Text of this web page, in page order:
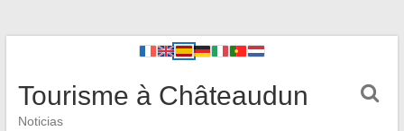
Tourisme à Châteaudun
Noticias